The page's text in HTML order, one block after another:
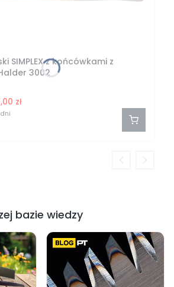
SIMPLEX z końcówkami z
3002
zł
bazie wiedzy